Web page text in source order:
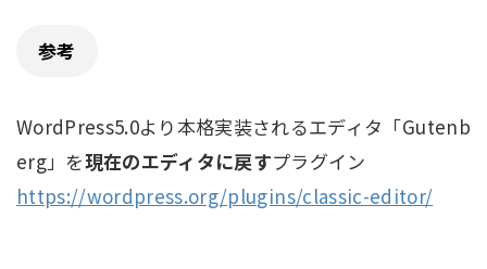
参考
WordPress5.0より本格実装されるエディタ「Gutenb
erg」を現在のエディタに戻すプラグイン
https://wordpress.org/plugins/classic-editor/